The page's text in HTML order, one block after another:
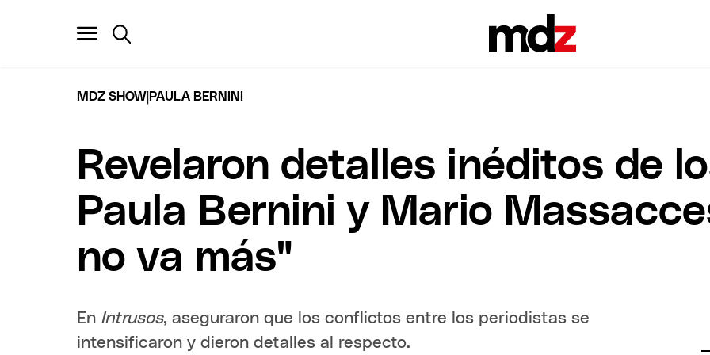
MDZ SHOW PAULA BERNINI
Revelaron detalles inéditos de
Paula Bernini y Mario
no va más"
En Intrusos, aseguraron que los conflictos entre los periodistas se
intensificaron y dieron detalles al respecto.